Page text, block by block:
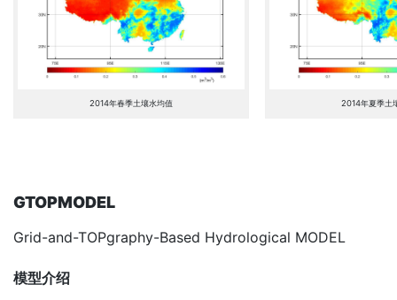
2014年春季土壤水均值 2014年夏季土
GTOPMODEL
Grid-and-TOPgraphy-Based Hydrological MODEL
模型介绍